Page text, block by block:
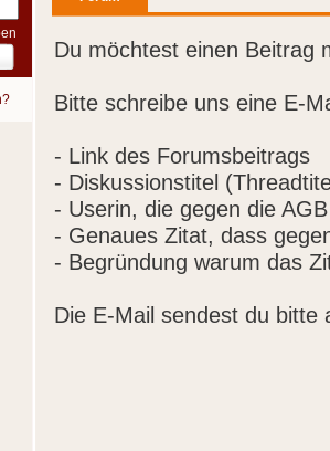
Du möchtest einen Beitrag
Bitte schreibe uns eine E-
- Link des Forumsbeitrags
- Diskussionstitel
- Userin, die gegen die
- Genaues Zitat, dass
- Begründung warum das
Die E-Mail sendest du bitte